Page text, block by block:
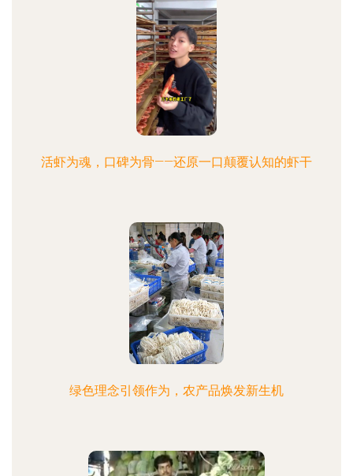
活虾为魂，口碑为骨——还原一口颠覆认知的虾干
绿色理念引领作为，农产品焕发新生机